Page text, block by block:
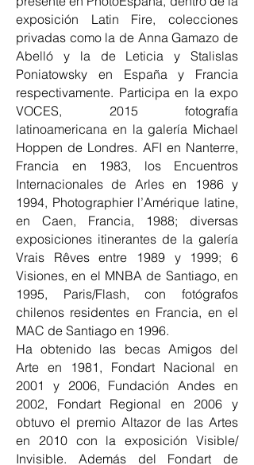
exposición Latin Fire, colecciones
privadas como la de Anna Gamazo de
Abelló y la de Leticia y Stalislas
Poniatowsky en España y Francia
respectivamente. Participa en la expo
VOCES, 2015 fotografía
latinoamericana en la galería Michael
Hoppen de Londres. AFI en Nanterre,
Francia en 1983, los Encuentros
Internacionales de Arles en 1986 y
1994, Photographier l’Amérique latine,
en Caen, Francia, 1988; diversas
exposiciones itinerantes de la galería
Vrais Rêves entre 1989 y 1999; 6
Visiones, en el MNBA de Santiago, en
1995, Paris/Flash, con fotógrafos
chilenos residentes en Francia, en el
MAC de Santiago en 1996.
Ha obtenido las becas Amigos del
Arte en 1981, Fondart Nacional en
2001 y 2006, Fundación Andes en
2002, Fondart Regional en 2006 y
obtuvo el premio Altazor de las Artes
en 2010 con la exposición Visible/
Invisible. Además del Fondart de